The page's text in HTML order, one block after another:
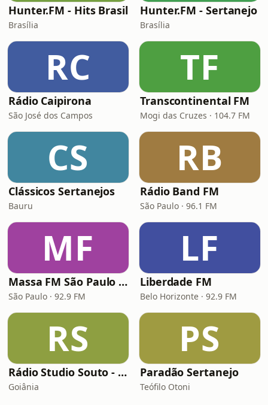
Hunter.FM - Hits Brasil
Brasília
Hunter.FM - Sertanejo
Brasília
RC
Rádio Caipirona
São José dos Campos
TF
Transcontinental FM
Mogi das Cruzes · 104.7 FM
CS
Clássicos Sertanejos
Bauru
RB
Rádio Band FM
São Paulo · 96.1 FM
MF
Massa FM São Paulo 92.9
São Paulo · 92.9 FM
LF
Liberdade FM
Belo Horizonte · 92.9 FM
RS
Rádio Studio Souto - Sertaneja
Goiânia
PS
Paradão Sertanejo
Teófilo Otoni